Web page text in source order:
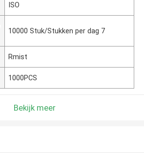
ISO
10000 Stuk/Stukken per dag 7
Rmist
1000PCS
Bekijk meer